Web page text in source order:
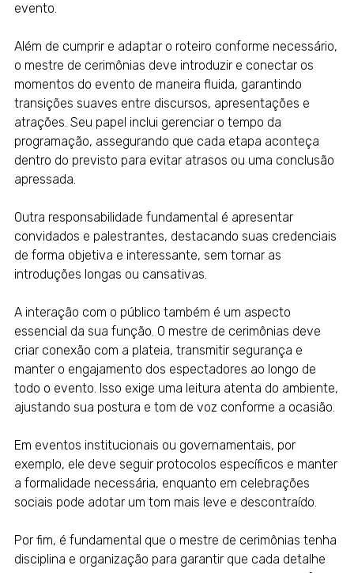
evento.
Além de cumprir e adaptar o roteiro conforme necessário,
o mestre de cerimônias deve introduzir e conectar os
momentos do evento de maneira fluida, garantindo
transições suaves entre discursos, apresentações e
atrações. Seu papel inclui gerenciar o tempo da
programação, assegurando que cada etapa aconteça
dentro do previsto para evitar atrasos ou uma conclusão
apressada.
Outra responsabilidade fundamental é apresentar
convidados e palestrantes, destacando suas credenciais
de forma objetiva e interessante, sem tornar as
introduções longas ou cansativas.
A interação com o público também é um aspecto
essencial da sua função. O mestre de cerimônias deve
criar conexão com a plateia, transmitir segurança e
manter o engajamento dos espectadores ao longo de
todo o evento. Isso exige uma leitura atenta do ambiente,
ajustando sua postura e tom de voz conforme a ocasião.
Em eventos institucionais ou governamentais, por
exemplo, ele deve seguir protocolos específicos e manter
a formalidade necessária, enquanto em celebrações
sociais pode adotar um tom mais leve e descontraído.
Por fim, é fundamental que o mestre de cerimônias tenha
disciplina e organização para garantir que cada detalhe